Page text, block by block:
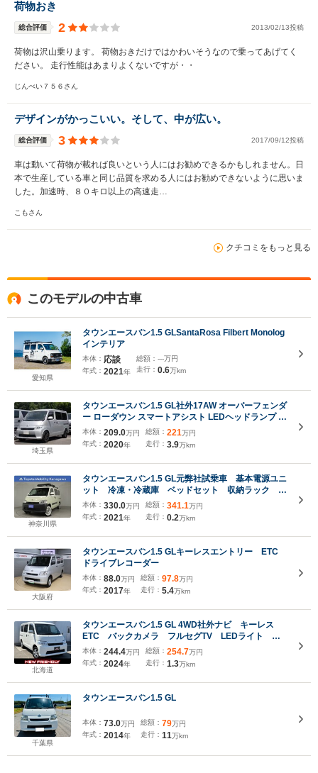
荷物おき
総合評価 2 2013/02/13投稿
荷物は沢山乗ります。 荷物おきだけではかわいそうなので乗ってあげてく
ださい。 走行性能はあまりよくないですが・・
じんべい７５６さん
デザインがかっこいい。そして、中が広い。
総合評価 3 2017/09/12投稿
車は動いて荷物が載れば良いという人にはお勧めできるかもしれません。日
本で生産している車と同じ品質を求める人にはお勧めできないように思いま
した。加速時、８０キロ以上の高速走…
こもさん
クチコミをもっと見る
このモデルの中古車
愛知県
タウンエースバン1.5 GLSantaRosa Filbert Monolog
インテリア
本体： 応談
年式： 2021年
総額： ---万円
走行： 0.6万km
埼玉県
タウンエースバン1.5 GL社外17AW オーバーフェンダ
ー ローダウン スマートアシスト LEDヘッドランプ ア
イドリングストップ ETC
本体： 209.0万円
年式： 2020年
総額： 221万円
走行： 3.9万km
神奈川県
タウンエースバン1.5 GL元弊社試乗車 基本電源ユニ
ット 冷凍・冷蔵庫 ベッドセット 収納ラック 4
連排気ファン
本体： 330.0万円
年式： 2021年
総額： 341.1万円
走行： 0.2万km
大阪府
タウンエースバン1.5 GLキーレスエントリー ETC
ドライブレコーダー
本体： 88.0万円
年式： 2017年
総額： 97.8万円
走行： 5.4万km
北海道
タウンエースバン1.5 GL 4WD社外ナビ キーレス
ETC バックカメラ フルセグTV LEDライト ア
イドリングストップ 衝突軽減ブレーキ 横滑り防止
装置
本体： 244.4万円
年式： 2024年
総額： 254.7万円
走行： 1.3万km
千葉県
タウンエースバン1.5 GL
本体： 73.0万円
年式： 2014年
総額： 79万円
走行： 11万km